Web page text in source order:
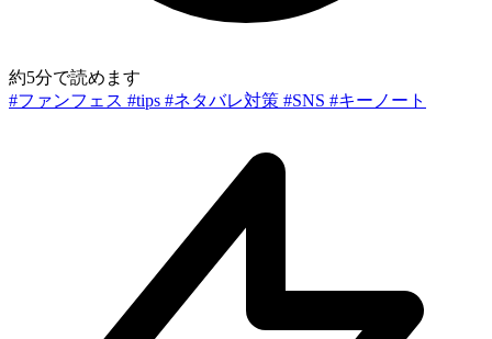
約5分で読めます
#ファンフェス #tips #ネタバレ対策 #SNS #キーノート